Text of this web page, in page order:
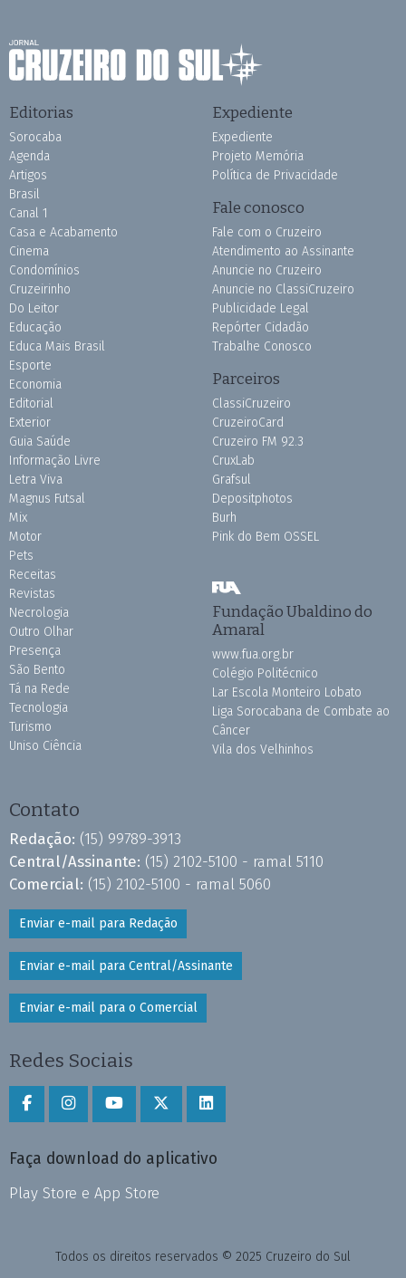
Editorias
Sorocaba
Agenda
Artigos
Brasil
Canal 1
Casa e Acabamento
Cinema
Condomínios
Cruzeirinho
Do Leitor
Educação
Educa Mais Brasil
Esporte
Economia
Editorial
Exterior
Guia Saúde
Informação Livre
Letra Viva
Magnus Futsal
Mix
Motor
Pets
Receitas
Revistas
Necrologia
Outro Olhar
Presença
São Bento
Tá na Rede
Tecnologia
Turismo
Uniso Ciência
Expediente
Expediente
Projeto Memória
Política de Privacidade
Fale conosco
Fale com o Cruzeiro
Atendimento ao Assinante
Anuncie no Cruzeiro
Anuncie no ClassiCruzeiro
Publicidade Legal
Repórter Cidadão
Trabalhe Conosco
Parceiros
ClassiCruzeiro
CruzeiroCard
Cruzeiro FM 92.3
CruxLab
Grafsul
Depositphotos
Burh
Pink do Bem OSSEL
Fundação Ubaldino do
Amaral
www.fua.org.br
Colégio Politécnico
Lar Escola Monteiro Lobato
Liga Sorocabana de Combate ao
Câncer
Vila dos Velhinhos
Contato
Redação: (15) 99789-3913
Central/Assinante: (15) 2102-5100 - ramal 5110
Comercial: (15) 2102-5100 - ramal 5060
Enviar e-mail para Redação
Enviar e-mail para Central/Assinante
Enviar e-mail para o Comercial
Redes Sociais
Faça download do aplicativo
Play Store e App Store
Todos os direitos reservados © 2025 Cruzeiro do Sul